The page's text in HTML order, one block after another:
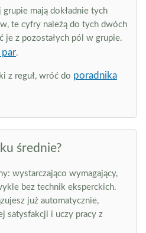
mają dokładnie tych
te cyfry należą do tych dwóch
je z pozostałych pól w grupie.
par.
z reguł, wróć do poradnika
średnie?
wystarczająco wymagający,
bez technik eksperckich.
już automatycznie,
satysfakcji i uczy pracy z